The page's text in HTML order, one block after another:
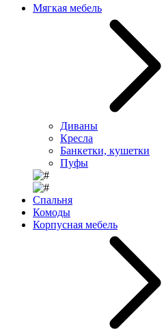
Мягкая мебель
Диваны
Кресла
Банкетки, кушетки
Пуфы
Спальня
Комоды
Корпусная мебель